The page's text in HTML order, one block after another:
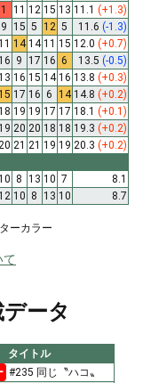
1 11 12 15 13 11.1 (+1.3)
9 15 5 12 5 11.6 (-1.3)
11 14 14 11 15 12.0 (+0.7)
16 9 17 16 6 13.5 (-0.5)
13 16 15 14 16 13.8 (+0.3)
15 17 16 6 14 14.8 (+0.2)
18 19 19 17 17 18.1 (+0.1)
19 20 20 18 18 19.3 (+0.2)
21 21 19 19 20.3 (+0.2)
10 8 13 10 7
8.1
12 10 8 13 10 8.7
ーカラー
ータ
タイトル
#235 同じ〝ハコ〟